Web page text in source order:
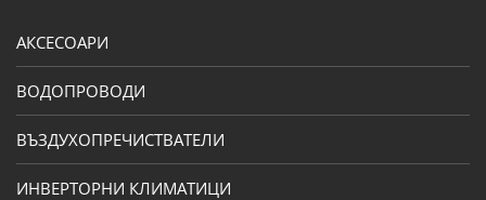
АКСЕСОАРИ
ВОДОПРОВОДИ
ВЪЗДУХОПРЕЧИСТВАТЕЛИ
ИНВЕРТОРНИ КЛИМАТИЦИ